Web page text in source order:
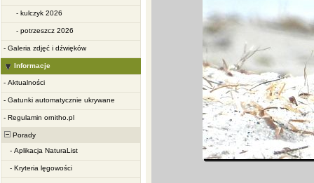
- kulczyk 2026
- potrzeszcz 2026
- Galeria zdjęć i dźwięków
Informacje
- Aktualności
- Gatunki automatycznie ukrywane
- Regulamin ornitho.pl
Porady
- Aplikacja NaturaList
- Kryteria lęgowości